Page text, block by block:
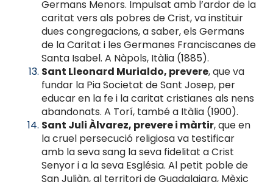
Germans Menors. Impulsat amb l’ardor de la
caritat vers als pobres de Crist, va instituir
dues congregacions, a saber, els Germans
de la Caritat i les Germanes Franciscanes de
Santa Isabel. A Nàpols, Itàlia (1885).
Sant Lleonard Murialdo, prevere, que va
fundar la Pia Societat de Sant Josep, per
educar en la fe i la caritat cristianes als nens
abandonats. A Torí, també a Itàlia (1900).
Sant Juli Àlvarez, prevere i màrtir, que en
la cruel persecució religiosa va testificar
amb la seva sang la seva fidelitat a Crist
Senyor i a la seva Església. Al petit poble de
San Juliàn, al territori de Guadalajara, Mèxic